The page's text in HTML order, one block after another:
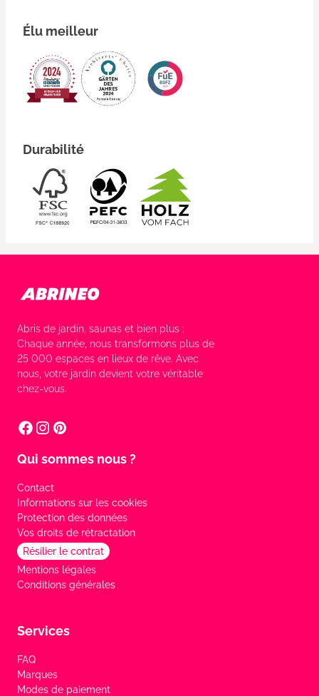
Élu meilleur
Durabilité
Abris de jardin, saunas et bien plus :
Chaque année, nous transformons plus de
25 000 espaces en lieux de rêve. Avec
nous, votre jardin devient votre véritable
chez-vous.
Qui sommes nous ?
Contact
Informations sur les cookies
Protection des données
Vos droits de rétractation
Résilier le contrat
Mentions légales
Conditions générales
Services
FAQ
Marques
Modes de paiement